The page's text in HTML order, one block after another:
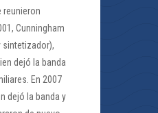
reunieron
Cunningham
sintetizador),
dejó la banda
En 2007
dejó la banda y